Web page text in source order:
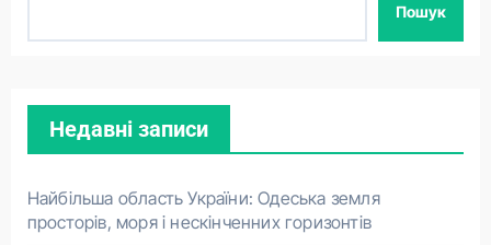
Пошук
Недавні записи
Найбільша область України: Одеська земля
просторів, моря і нескінченних горизонтів